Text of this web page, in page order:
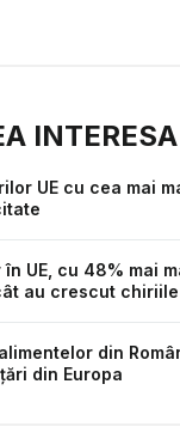
UE cu cea mai
UE, cu 48% mai
au crescut chiriile
din
din Europa